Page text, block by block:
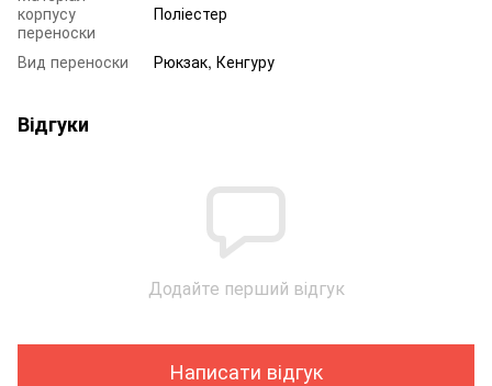
корпусу
переноски
Поліестер
Вид переноски Рюкзак, Кенгуру
Відгуки
Додайте перший відгук
Написати відгук